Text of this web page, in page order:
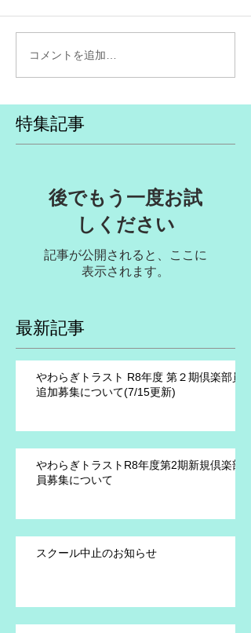
コメントを追加…
特集記事
後でもう一度お試
しください
記事が公開されると、ここに
表示されます。
最新記事
やわらぎトラスト R8年度 第２期倶楽部員
追加募集について(7/15更新)
やわらぎトラストR8年度第2期新規倶楽部
員募集について
スクール中止のお知らせ